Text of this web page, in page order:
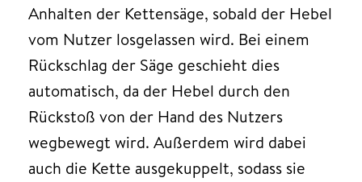
Anhalten der Kettensäge, sobald der Hebel
vom Nutzer losgelassen wird. Bei einem
Rückschlag der Säge geschieht dies
automatisch, da der Hebel durch den
Rückstoß von der Hand des Nutzers
wegbewegt wird. Außerdem wird dabei
auch die Kette ausgekuppelt, sodass sie